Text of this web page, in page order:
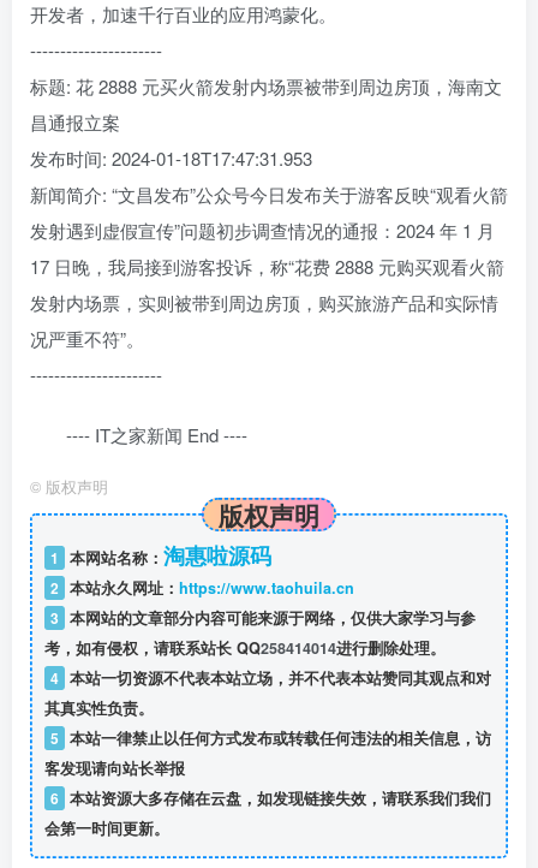
开发者，加速千行百业的应用鸿蒙化。
----------------------
标题: 花 2888 元买火箭发射内场票被带到周边房顶，海南文
昌通报立案
发布时间: 2024-01-18T17:47:31.953
新闻简介: “文昌发布”公众号今日发布关于游客反映“观看火箭
发射遇到虚假宣传”问题初步调查情况的通报：2024 年 1 月
17 日晚，我局接到游客投诉，称“花费 2888 元购买观看火箭
发射内场票，实则被带到周边房顶，购买旅游产品和实际情
况严重不符”。
----------------------
---- IT之家新闻 End ----
© 版权声明
版权声明
1 本网站名称： 淘惠啦源码
2 本站永久网址： https://www.taohuila.cn
3 本网站的文章部分内容可能来源于网络，仅供大家学习与参
考，如有侵权，请联系站长 QQ258414014进行删除处理。
4 本站一切资源不代表本站立场，并不代表本站赞同其观点和对
其真实性负责。
5 本站一律禁止以任何方式发布或转载任何违法的相关信息，访
客发现请向站长举报
6 本站资源大多存储在云盘，如发现链接失效，请联系我们我们
会第一时间更新。